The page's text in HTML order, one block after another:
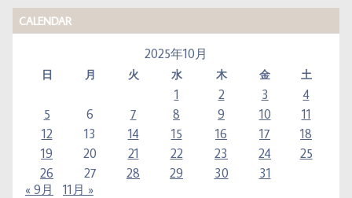
CALENDAR
2025年10月
日 月 火 水 木 金 土
1 2 3
4
5
6 7 8 9 10
11
12
13 14 15 16 17
18
19
20 21 22 23 24
25
26
27 28 29 30
31
« 9月
11月 »